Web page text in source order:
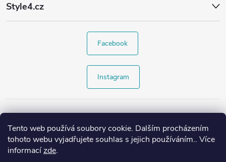
Tento web používá soubory cookie. Dalším procházením
tohoto webu vyjadřujete souhlas s jejich používáním.. Více
informacízde.
Style4.cz
Facebook
Instagram